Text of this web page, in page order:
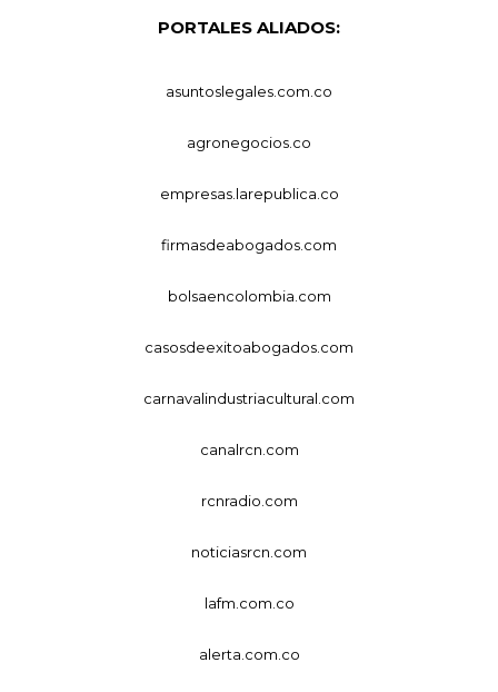
PORTALES ALIADOS:
asuntoslegales.com.co
agronegocios.co
empresas.larepublica.co
firmasdeabogados.com
bolsaencolombia.com
casosdeexitoabogados.com
carnavalindustriacultural.com
canalrcn.com
rcnradio.com
noticiasrcn.com
lafm.com.co
alerta.com.co